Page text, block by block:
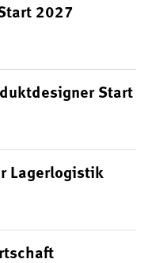
2027
Start
Lagerlogistik